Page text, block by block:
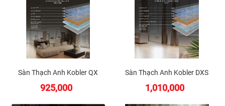
Sàn Thạch Anh Kobler QX
925,000
Sàn Thạch Anh Kobler DXS
1,010,000